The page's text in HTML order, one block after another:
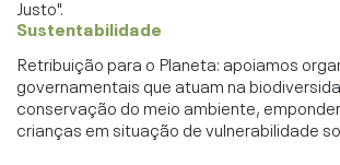
Justo".
Sustentabilidade
Retribuição para o Planeta: apoiamos
governamentais que atuam na
conservação do meio ambiente,
crianças em situação de vulnerabilidade